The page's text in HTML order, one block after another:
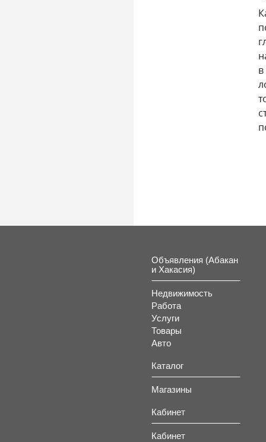
Объявления (Абакан
и Хакасия)
Недвижимость
Работа
Услуги
Товары
Авто
Каталог
Магазины
Кабинет
Кабинет